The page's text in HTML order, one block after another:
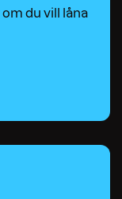
du vill låna